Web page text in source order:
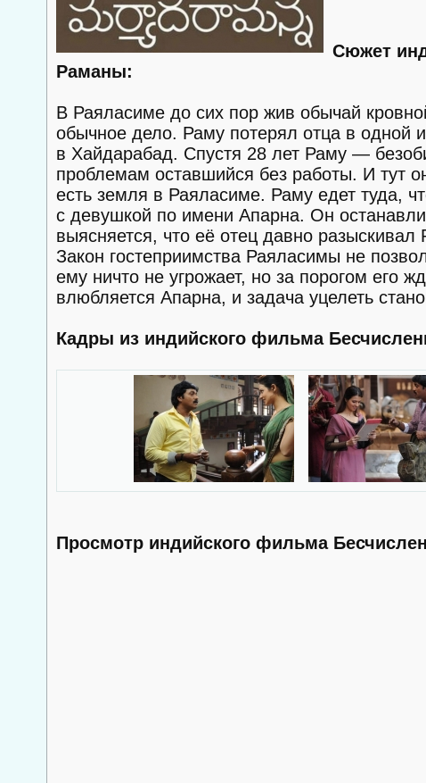
Сюжет
Раманы:
В Раяласиме до сих пор жив обычай
обычное дело. Раму потерял отца в одной
в Хайдарабад. Спустя 28 лет Раму —
проблемам оставшийся без работы. И тут
есть земля в Раяласиме. Раму едет туда,
с девушкой по имени Апарна. Он
выясняется, что её отец давно
Закон гостеприимства Раяласимы не
ему ничто не угрожает, но за порогом его
влюбляется Апарна, и задача уцелеть
Кадры из индийского фильма
Просмотр индийского фильма